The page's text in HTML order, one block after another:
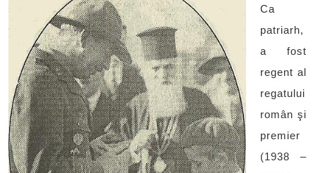
Ca
patriarh,
a fost
regent al
regatului
român şi
premier
(1938 –